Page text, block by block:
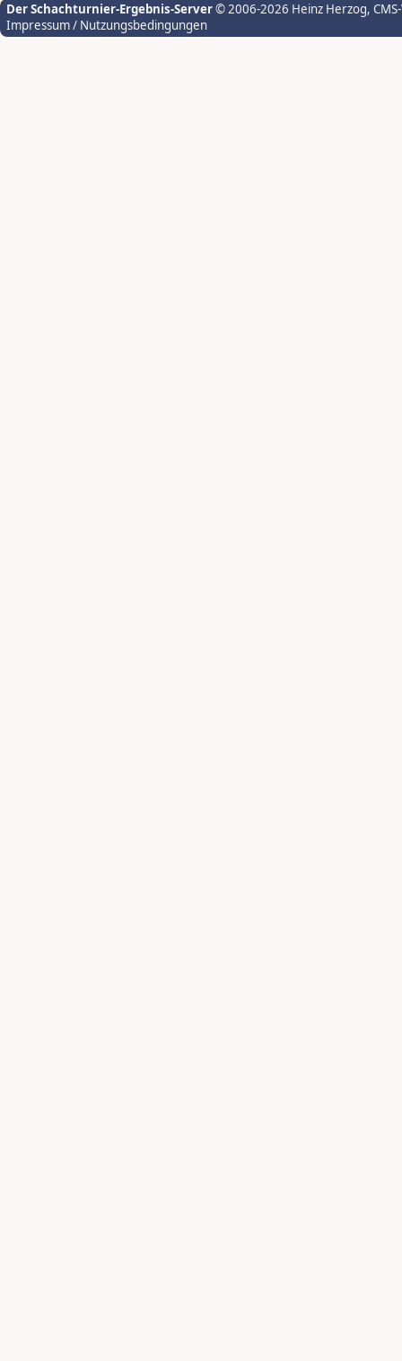
Der Schachturnier-Ergebnis-Server© 2006-2026 Heinz Herzog,
Impressum / Nutzungsbedingungen